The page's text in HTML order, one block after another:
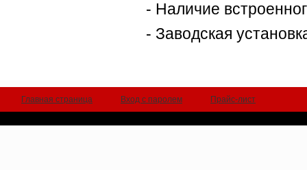
- Наличие
- Заводская
Главная страница Вход с паролем Прайс-лист